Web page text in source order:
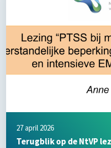
27 april 2026
Terugblik op de NtVP